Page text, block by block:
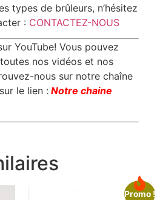
types de brûleurs, n’hésitez
: CONTACTEZ-NOUS
YouTube! Vous pouvez
nos vidéos et nos
nous sur notre chaîne
le lien : Notre chaine
Promo !